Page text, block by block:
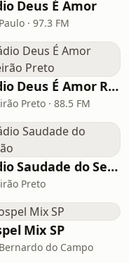
Deus É Amor
· 97.3 FM
Rádio Deus É Amor Ribeirão Preto
Preto · 88.5 FM
Rádio Saudade do Sertão
Preto
Mix SP
do Campo